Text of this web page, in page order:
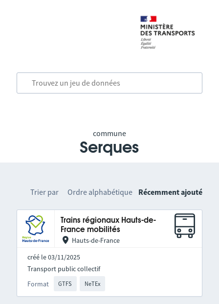
commune
Serques
Trier par Ordre alphabétique Récemment ajouté
Trains régionaux Hauts-de-
France mobilités
Hauts-de-France
créé le 03/11/2025
Format GTFS NeTEx
Transport public collectif